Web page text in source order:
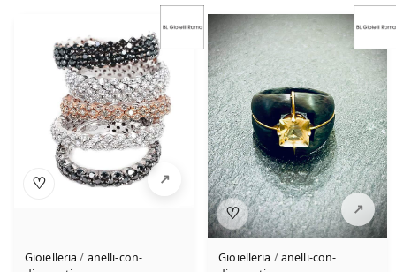
♡
Gioielleria / anelli-con-
♡
Gioielleria /anelli-con-